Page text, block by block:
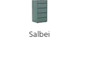
Salbei